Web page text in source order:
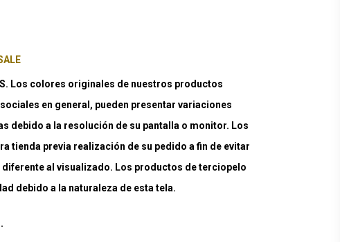
Los colores originales de nuestros productos
en general, pueden presentar variaciones
debido a la resolución de su pantalla o monitor. Los
tienda previa realización de su pedido a fin de evitar
al visualizado. Los productos de terciopelo
debido a la naturaleza de esta tela.